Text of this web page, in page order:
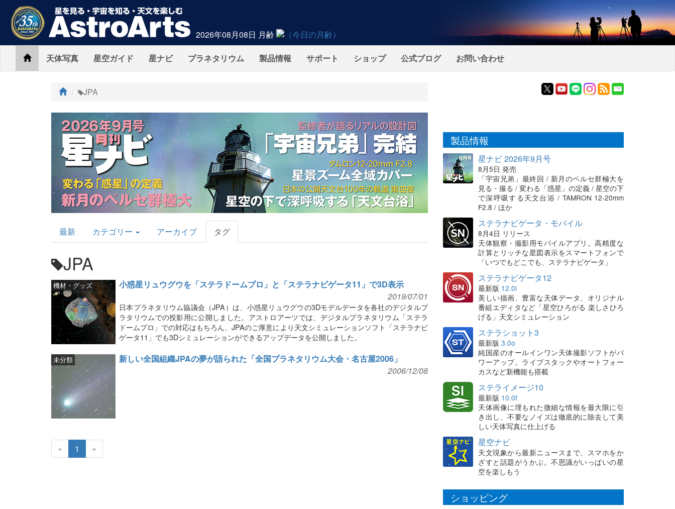
2026年08月08日 月齢
Home天体写真 星空ガイド 星ナビ プラネタリウム 製品情報 サポート ショップ 公式ブログ お問い合わせ
ト
プ
JPA
AstroArts
Topics
最新 カテゴリー アーカイブ タグ
JPA
小惑星リュウグウを「ステラドームプロ」と「ステラナビゲータ11」で3D表示
機材・グッズ
2019/07/01
日本プラネタリウム協議会（JPA）は、小惑星リュウグウの3Dモデルデータを各社のデジタルプ
ラタリウムでの投影用に公開しました。アストロアーツでは、デジタルプラネタリウム「ステラ
ドームプロ」での対応はもちろん、JPAのご厚意により天文シミュレーションソフト「ステラナビ
ゲータ11」でも3Dシミュレーションができるアップデータを公開しました。
新しい全国組織JPAの夢が語られた「全国プラネタリウム大会・名古屋2006」
未分類
2006/12/08
« 1 »
製品情報
星ナビ 2026年9月号
8月5日 発売
「宇宙兄弟」最終回 / 新月のペルセ群極大を
見る・撮る / 変わる「惑星」の定義 / 星空の下
で深呼吸する天文台浴 / TAMRON 12-20mm
F2.8 / ほか
ステラナビゲータ・モバイル
8月4日 リリース
天体観察・撮影用モバイルアプリ。高精度な
計算とリッチな星図表示をスマートフォンで
「いつでもどこでも、ステラナビゲータ」
ステラナビゲータ12
最新版 12.0i
美しい描画、豊富な天体データ、オリジナル
番組エディタなど「星空ひろがる 楽しさひろ
げる」天文シミュレーション
ステラショット3
最新版 3.0o
純国産のオールインワン天体撮影ソフトがパ
ワーアップ。ライブスタックやオートフォー
カスなど新機能も搭載
ステライメージ10
最新版 10.0f
天体画像に埋もれた微細な情報を最大限に引
き出し、不要なノイズは徹底的に除去して美
しい天体写真に仕上げる
星空ナビ
天文現象から最新ニュースまで、スマホをか
ざすと話題がうかぶ。不思議がいっぱいの星
空を楽しもう
ショッピング